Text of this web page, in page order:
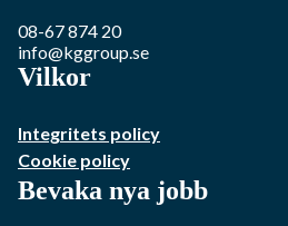
08-67 874 20
info@kggroup.se
Vilkor
Integritets policy
Cookie policy
Bevaka nya jobb